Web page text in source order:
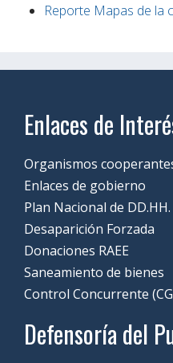
Reporte Mapas de la
Enlaces de
Organismos
Enlaces de gobierno
Plan Nacional de DD.HH.
Desaparición Forzada
Donaciones RAEE
Saneamiento de bienes
Control Concurrente
Defensoría del